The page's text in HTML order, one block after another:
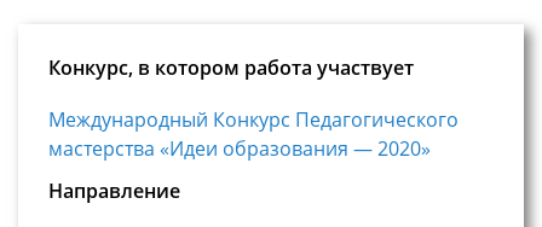
Конкурс, в котором работа участвует
Международный Конкурс Педагогического
мастерства «Идеи образования — 2020»
Направление